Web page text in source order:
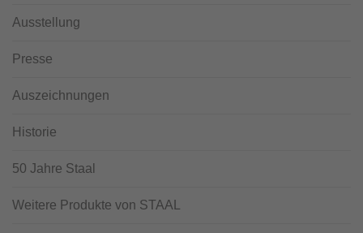
Ausstellung
Presse
Auszeichnungen
Historie
50 Jahre Staal
Weitere Produkte von STAAL